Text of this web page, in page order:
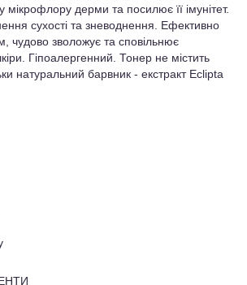
мікрофлору дерми та посилює її імунітет.
сухості та зневоднення. Ефективно
чудово зволожує та сповільнює
Гіпоалергенний. Тонер не містить
натуральний барвник - екстракт Eclipta